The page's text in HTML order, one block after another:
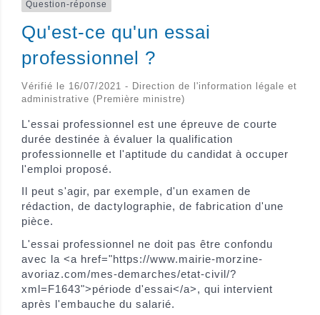
Question-réponse
Qu'est-ce qu'un essai
professionnel ?
Vérifié le 16/07/2021 - Direction de l'information légale et
administrative (Première ministre)
L'essai professionnel est une épreuve de courte
durée destinée à évaluer la qualification
professionnelle et l'aptitude du candidat à occuper
l'emploi proposé.
Il peut s'agir, par exemple, d'un examen de
rédaction, de dactylographie, de fabrication d'une
pièce.
L'essai professionnel ne doit pas être confondu
avec la <a href="https://www.mairie-morzine-
avoriaz.com/mes-demarches/etat-civil/?
xml=F1643">période d'essai</a>, qui intervient
après l'embauche du salarié.